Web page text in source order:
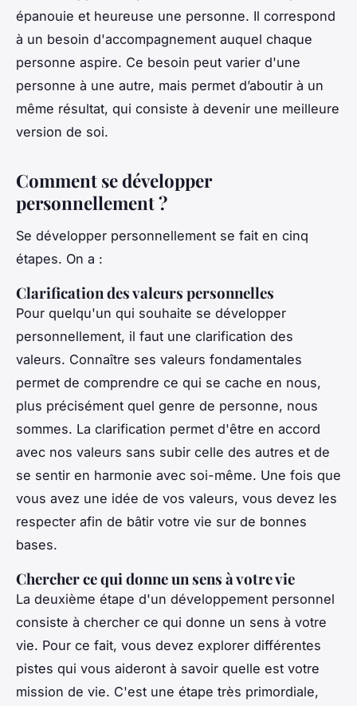
épanouie et heureuse une personne. Il correspond
à un besoin d'accompagnement auquel chaque
personne aspire. Ce besoin peut varier d'une
personne à une autre, mais permet d’aboutir à un
même résultat, qui consiste à devenir une meilleure
version de soi.
Comment se développer
personnellement ?
Se développer personnellement se fait en cinq
étapes. On a :
Clarification des valeurs personnelles
Pour quelqu'un qui souhaite se développer
personnellement, il faut une clarification des
valeurs. Connaître ses valeurs fondamentales
permet de comprendre ce qui se cache en nous,
plus précisément quel genre de personne, nous
sommes. La clarification permet d'être en accord
avec nos valeurs sans subir celle des autres et de
se sentir en harmonie avec soi-même. Une fois que
vous avez une idée de vos valeurs, vous devez les
respecter afin de bâtir votre vie sur de bonnes
bases.
Chercher ce qui donne un sens à votre vie
La deuxième étape d'un développement personnel
consiste à chercher ce qui donne un sens à votre
vie. Pour ce fait, vous devez explorer différentes
pistes qui vous aideront à savoir quelle est votre
mission de vie. C'est une étape très primordiale,